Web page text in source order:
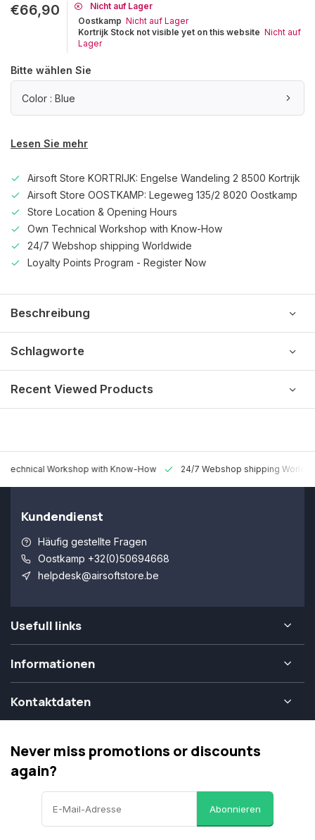
€66,90
Nicht auf Lager
Oostkamp Nicht auf Lager
Kortrijk Stock not visible yet on this website Nicht auf
Lager
Bitte wählen Sie
Color : Blue
Lesen Sie mehr
Airsoft Store KORTRIJK: Engelse Wandeling 2 8500 Kortrijk
Airsoft Store OOSTKAMP: Legeweg 135/2 8020 Oostkamp
Store Location & Opening Hours
Own Technical Workshop with Know-How
24/7 Webshop shipping Worldwide
Loyalty Points Program - Register Now
Beschreibung
Schlagworte
Recent Viewed Products
Technical Workshop with Know-How 24/7 Webshop shipping
Kundendienst
Häufig gestellte Fragen
Oostkamp +32(0)50694668
helpdesk@airsoftstore.be
Usefull links
Informationen
Kontaktdaten
Never miss promotions or discounts
again?
Abonnieren